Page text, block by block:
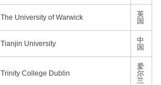
The University of Warwick
英
国
Tianjin University
中
国
Trinity College Dublin
爱
尔
兰